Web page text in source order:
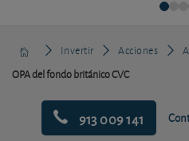
Invertir Acciones
OPA del fondo británico CVC
913 009 141